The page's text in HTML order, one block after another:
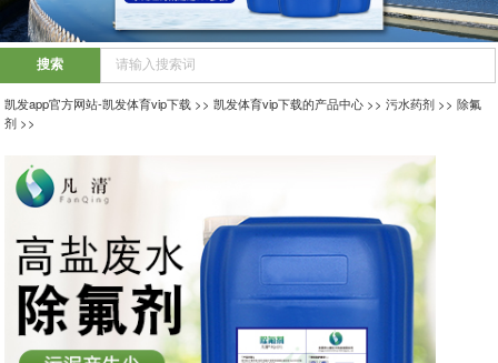
凯发app官方网站-凯发体育vip下载 >>凯发体育vip下载的产品中心 >>污水药剂 >>除氟
剂 >>